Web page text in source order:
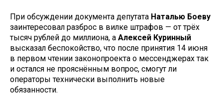
При обсуждении документа депутата Наталью Боеву
заинтересовал разброс в вилке штрафов — от трёх
тысяч рублей до миллиона, а Алексей Куринный
высказал беспокойство, что после принятия 14 июня
в первом чтении законопроекта о мессенджерах так
и остался не прояснённым вопрос, смогут ли
операторы технически выполнить новые
обязанности.